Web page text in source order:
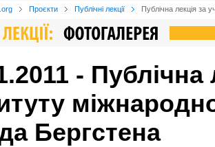
Проєкти Публічні лекції Публічна лекція за
- Публічна
Бергстена